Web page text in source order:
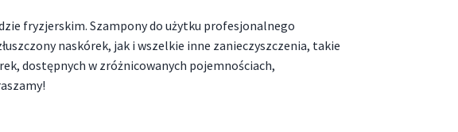
fryzjerskim. Szampony do użytku profesjonalnego
naskórek, jak i wszelkie inne zanieczyszczenia, takie
dostępnych w zróżnicowanych pojemnościach,